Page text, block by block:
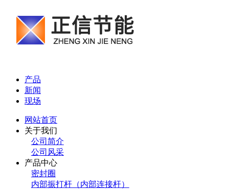
产品
新闻
现场
网站首页
关于我们
公司简介
公司风采
产品中心
密封圈
内部振打杆（内部连接杆）